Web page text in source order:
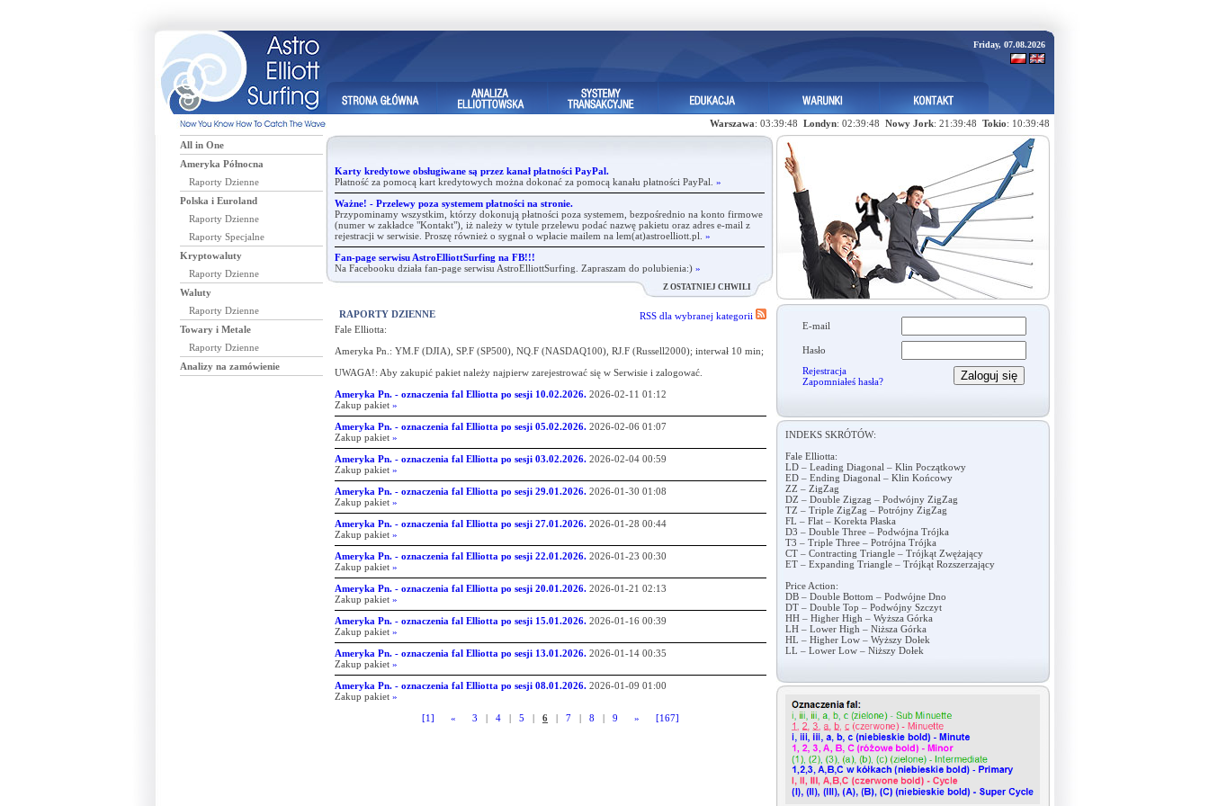
Friday, 07.08.2026
Warszawa: 03:39:48 Londyn: 02:39:48 Nowy Jork: 21:39:48 Tokio: 10:39:48
All in One
Ameryka Północna
Raporty Dzienne
Polska i Euroland
Raporty Dzienne
Raporty Specjalne
Kryptowaluty
Raporty Dzienne
Waluty
Raporty Dzienne
Towary i Metale
Raporty Dzienne
Analizy na zamówienie
Karty kredytowe obsługiwane są przez kanał płatności PayPal.
Płatność za pomocą kart kredytowych można dokonać za pomocą kanału płatności PayPal. »
Ważne! - Przelewy poza systemem płatności na stronie.
Przypominamy wszystkim, którzy dokonują płatności poza systemem, bezpośrednio na konto firmowe
(numer w zakładce "Kontakt"), iż należy w tytule przelewu podać nazwę pakietu oraz adres e-mail z
rejestracji w serwisie. Proszę również o sygnał o wpłacie mailem na lem(at)astroelliott.pl. »
Fan-page serwisu AstroElliottSurfing na FB!!!
Na Facebooku działa fan-page serwisu AstroElliottSurfing. Zapraszam do polubienia:) »
Z OSTATNIEJ CHWILI
RAPORTY DZIENNE
RSS dla wybranej kategorii
Fale Elliotta:
Ameryka Pn.: YM.F (DJIA), SP.F (SP500), NQ.F (NASDAQ100), RJ.F (Russell2000); interwał 10 min;
UWAGA!: Aby zakupić pakiet należy najpierw zarejestrować się w Serwisie i zalogować.
Ameryka Pn. - oznaczenia fal Elliotta po sesji 10.02.2026. 2026-02-11 01:12
Zakup pakiet »
Ameryka Pn. - oznaczenia fal Elliotta po sesji 05.02.2026. 2026-02-06 01:07
Zakup pakiet »
Ameryka Pn. - oznaczenia fal Elliotta po sesji 03.02.2026. 2026-02-04 00:59
Zakup pakiet »
Ameryka Pn. - oznaczenia fal Elliotta po sesji 29.01.2026. 2026-01-30 01:08
Zakup pakiet »
Ameryka Pn. - oznaczenia fal Elliotta po sesji 27.01.2026. 2026-01-28 00:44
Zakup pakiet »
Ameryka Pn. - oznaczenia fal Elliotta po sesji 22.01.2026. 2026-01-23 00:30
Zakup pakiet »
Ameryka Pn. - oznaczenia fal Elliotta po sesji 20.01.2026. 2026-01-21 02:13
Zakup pakiet »
Ameryka Pn. - oznaczenia fal Elliotta po sesji 15.01.2026. 2026-01-16 00:39
Zakup pakiet »
Ameryka Pn. - oznaczenia fal Elliotta po sesji 13.01.2026. 2026-01-14 00:35
Zakup pakiet »
Ameryka Pn. - oznaczenia fal Elliotta po sesji 08.01.2026. 2026-01-09 01:00
Zakup pakiet »
[1]
« 3 | 4 | 5 | 6 | 7 | 8 | 9 » [167]
E-mail
Hasło
Rejestracja
Zapomniałeś hasła?
INDEKS SKRÓTÓW:
Fale Elliotta:
LD – Leading Diagonal – Klin Początkowy
ED – Ending Diagonal – Klin Końcowy
ZZ – ZigZag
DZ – Double Zigzag – Podwójny ZigZag
TZ – Triple ZigZag – Potrójny ZigZag
FL – Flat – Korekta Płaska
D3 – Double Three – Podwójna Trójka
T3 – Triple Three – Potrójna Trójka
CT – Contracting Triangle – Trójkąt Zwężający
ET – Expanding Triangle – Trójkąt Rozszerzający
Price Action:
DB – Double Bottom – Podwójne Dno
DT – Double Top – Podwójny Szczyt
HH – Higher High – Wyższa Górka
LH – Lower High – Niższa Górka
HL – Higher Low – Wyższy Dołek
LL – Lower Low – Niższy Dołek